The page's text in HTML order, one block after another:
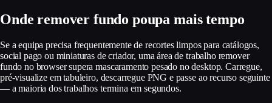
Onde remover fundo poupa mais tempo
Se a equipa precisa frequentemente de recortes limpos para catálogos,
social pago ou miniaturas de criador, uma área de trabalho remover
fundo no browser supera mascaramento pesado no desktop. Carregue,
pré-visualize em tabuleiro, descarregue PNG e passe ao recurso seguinte
— a maioria dos trabalhos termina em segundos.